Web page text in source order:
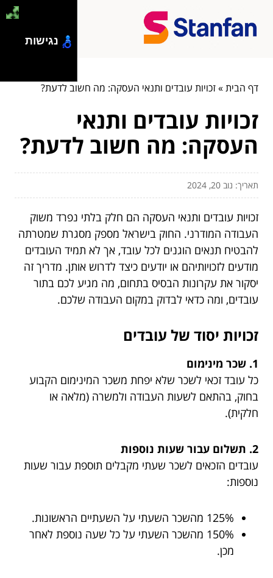
דף הבית»זכויות עובדים ותנאי העסקה: מה חשוב לדעת?
זכויות עובדים ותנאי
העסקה: מה חשוב לדעת?
תאריך: נוב 20, 2024
זכויות עובדים ותנאי העסקה הם חלק בלתי נפרד משוק
העבודה המודרני. החוק בישראל מספק מסגרת שמטרתה
להבטיח תנאים הוגנים לכל עובד, אך לא תמיד העובדים
מודעים לזכויותיהם או יודעים כיצד לדרוש אותן. מדריך זה
יסקור את עקרונות הבסיס בתחום, מה מגיע לכם בתור
עובדים, ומה כדאי לבדוק במקום העבודה שלכם.
זכויות יסוד של עובדים
1. שכר מינימום
כל עובד זכאי לשכר שלא יפחת משכר המינימום הקבוע
בחוק, בהתאם לשעות העבודה ולמשרה (מלאה או
חלקית).
2. תשלום עבור שעות נוספות
עובדים הזכאים לשכר שעתי מקבלים תוספת עבור שעות
נוספות:
125% מהשכר השעתי על השעתיים הראשונות.
150% מהשכר השעתי על כל שעה נוספת לאחר
מכן.
נגישות